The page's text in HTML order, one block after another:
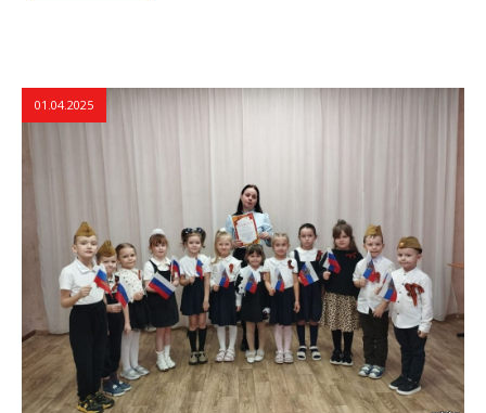
01.04.2025